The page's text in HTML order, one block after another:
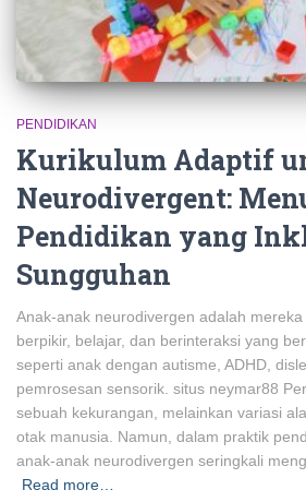
PENDIDIKAN
Kurikulum Adaptif
Neurodivergent:
Pendidikan yang
Sungguhan
Anak-anak neurodivergen adalah
berpikir, belajar, dan berinteraksi yang
seperti anak dengan autisme, ADHD,
pemrosesan sensorik. situs neymar88
sebuah kekurangan, melainkan variasi
otak manusia. Namun, dalam praktik
anak-anak neurodivergen seringkali
Read more…